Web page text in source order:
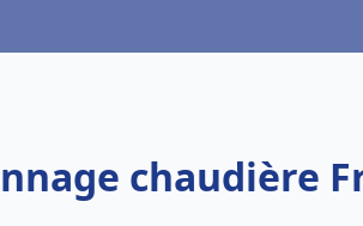
chaudière